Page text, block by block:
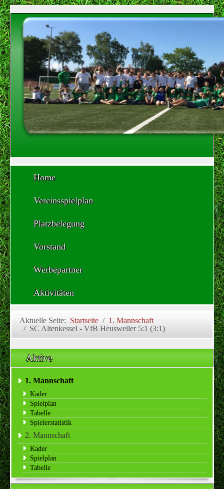
Home
Vereinsspielplan
Platzbelegung
Vorstand
Werbepartner
Aktivitäten
Aktuelle Seite: Startseite
1. Mannschaft
SC Altenkessel - VfB Heusweiler 5:1 (3:1)
Aktive
1. Mannschaft
Kader
Spielplan
Tabelle
Spielerstatistik
2. Mannschaft
Kader
Spielplan
Tabelle